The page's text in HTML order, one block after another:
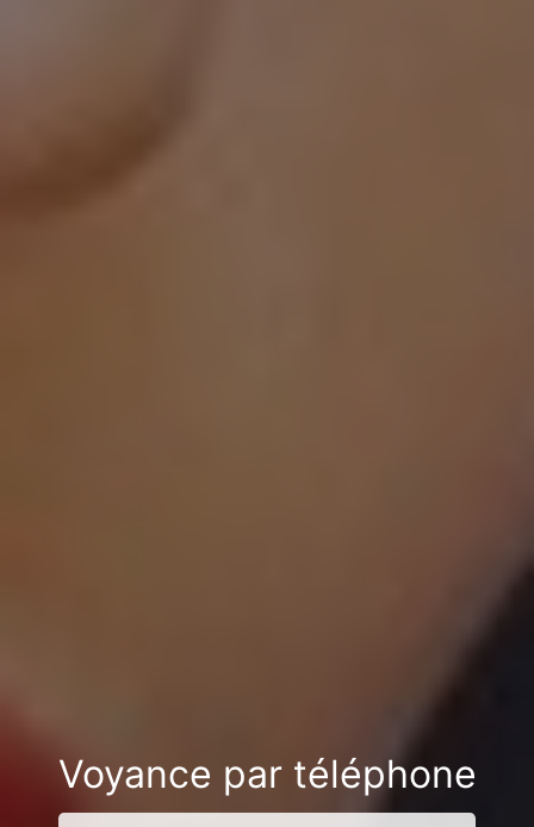
Voyance par téléphone